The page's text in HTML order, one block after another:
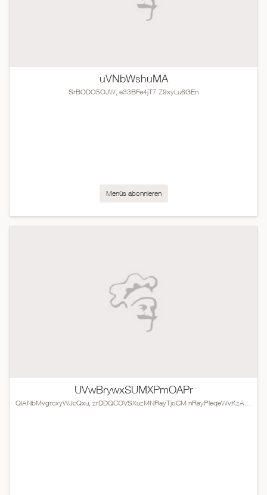
uVNbWshuMA
SrBODO5OJW, e33BFe4jT7 Z9xyLu6GEn
Menüs abonnieren
UVwBrywxSUMXPmOAPr
QlANbMvgrcxyWJcQxu, zrDDQCOVSXuzMNRayTjoCM nRayPleqeWvKzAqDmzMtLGc